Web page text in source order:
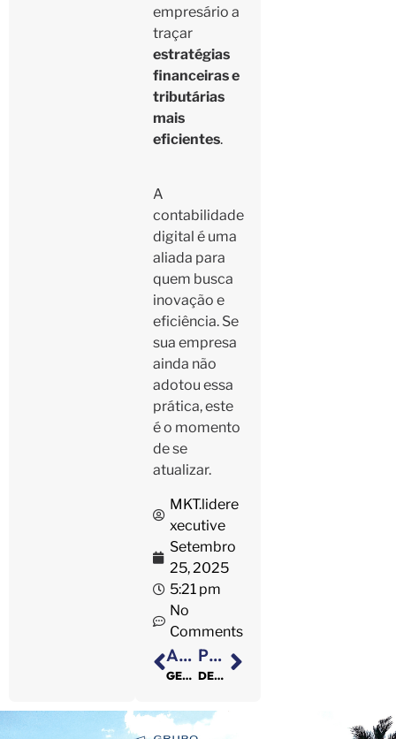
empresário a
traçar
estratégias
financeiras e
tributárias
mais
eficientes.
A
contabilidade
digital é uma
aliada para
quem busca
inovação e
eficiência. Se
sua empresa
ainda não
adotou essa
prática, este
é o momento
de se
atualizar.
MKT.lidere
xecutive
Setembro
25, 2025
5:21 pm
No
Comments
ANTERIOR
GESTÃO LEGAL | Por que sua empresa precisa de um planejamento jurídico preventivo
PRÓXIMO
DESPACHANTE | Renovação do licenciamento anual: prazos, custos e como evitar multas